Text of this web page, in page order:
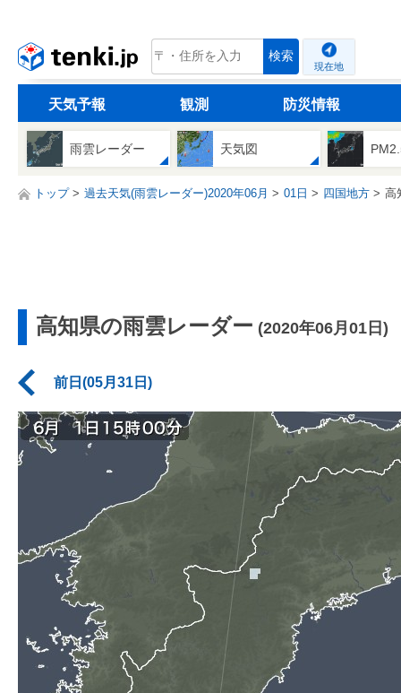
tenki.jp 検索
現在地
天気予報 観測 防災情報
雨雲レーダー 天気図
トップ 過去天気(雨雲レーダー)2020年06月 01日 四国地方 高
高知県の雨雲レーダー (2020年06月01日)
前日(05月31日)